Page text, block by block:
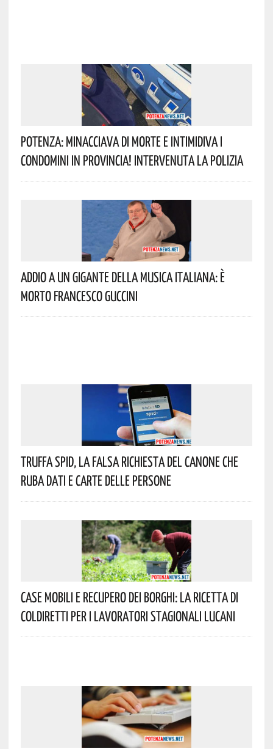
Potenza: Minacciava Di Morte E Intimidiva I
Condomini In Provincia! Intervenuta La Polizia
Addio A Un Gigante Della Musica Italiana: È
Morto Francesco Guccini
Truffa Spid, La Falsa Richiesta Del Canone Che
Ruba Dati E Carte Delle Persone
Case Mobili E Recupero Dei Borghi: La Ricetta Di
Coldiretti Per I Lavoratori Stagionali Lucani